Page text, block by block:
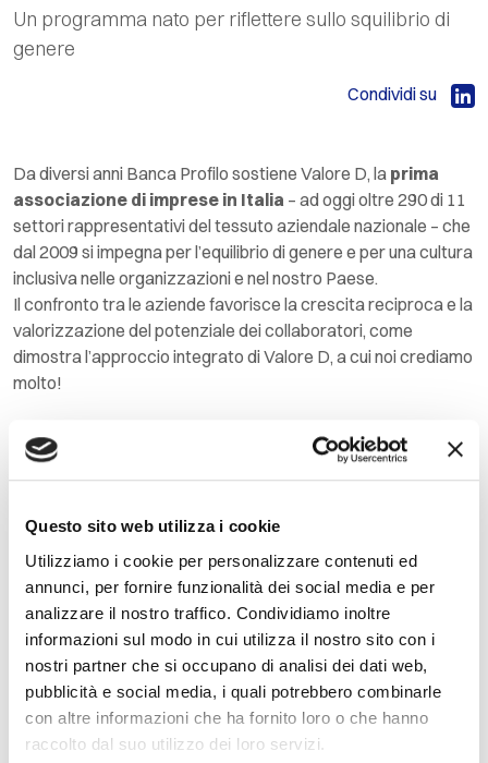
Questo sito web utilizza i cookie
Utilizziamo i cookie per personalizzare contenuti ed
annunci, per fornire funzionalità dei social media e per
analizzare il nostro traffico. Condividiamo inoltre
informazioni sul modo in cui utilizza il nostro sito con i
nostri partner che si occupano di analisi dei dati web,
pubblicità e social media, i quali potrebbero combinarle
con altre informazioni che ha fornito loro o che hanno
raccolto dal suo utilizzo dei loro servizi.
Un programma nato per riflettere sullo squilibrio di
genere
Condividi su
Da diversi anni Banca Profilo sostiene Valore D, la prima
associazione di imprese in Italia – ad oggi oltre 290 di 11
settori rappresentativi del tessuto aziendale nazionale – che
dal 2009 si impegna per l’equilibrio di genere e per una cultura
inclusiva nelle organizzazioni e nel nostro Paese.
Il confronto tra le aziende favorisce la crescita reciproca e la
valorizzazione del potenziale dei collaboratori, come
dimostra l’approccio integrato di Valore D, a cui noi crediamo
molto!
LEGGI ANCHE